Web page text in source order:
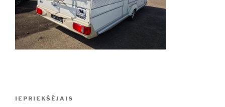
Ziņu
Iepriekšējā
IEPRIEKŠĒJAIS